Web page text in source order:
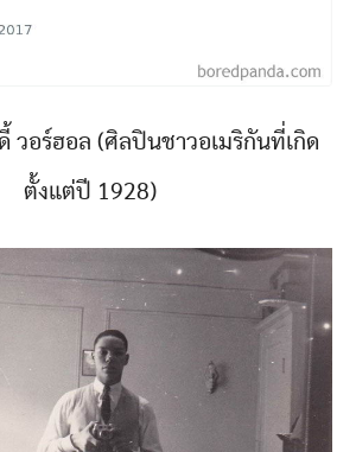
วอร์ฮอล (ศิลปินชาวอเมริกันที่เกิด
ตั้งแต่ปี 1928)